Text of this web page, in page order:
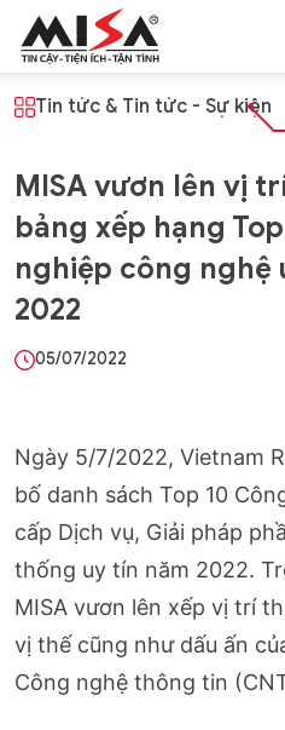
Tin tức & Tin tức - Sự kiện
MISA vươn lên vị
bảng xếp hạng
nghiệp công nghệ
2022
05/07/2022
Ngày 5/7/2022, Vietnam
bố danh sách Top 10
cấp Dịch vụ, Giải pháp
thống uy tín năm 2022.
MISA vươn lên xếp vị trí
vị thế cũng như dấu ấn
Công nghệ thông tin